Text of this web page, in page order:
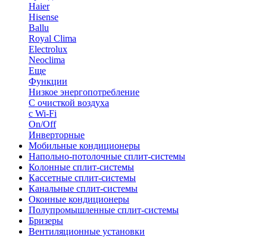
Haier
Hisense
Ballu
Royal Clima
Electrolux
Neoclima
Еще
Функции
Низкое энергопотребление
С очисткой воздуха
с Wi-Fi
On/Off
Инверторные
Мобильные кондиционеры
Напольно-потолоч​ные ​сплит-системы
Колонные ​​сплит-системы
Кассетные сплит-системы
Канальные сплит-системы
Оконные кондиционеры
Полупромышленные сплит-системы
Бризеры
Вентиляционные установки